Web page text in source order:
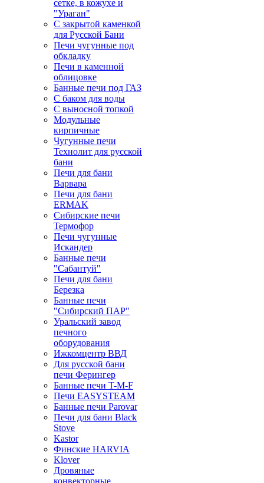
сетке, в кожухе и
"Ураган"
С закрытой каменкой
для Русской Бани
Печи чугунные под
обкладку
Печи в каменной
облицовке
Банные печи под ГАЗ
С баком для воды
С выносной топкой
Модульные
кирпичные
Чугунные печи
Технолит для русской
бани
Печи для бани
Варвара
Печи для бани
ERMAK
Сибирские печи
Термофор
Печи чугунные
Искандер
Банные печи
"Сабантуй"
Печи для бани
Березка
Банные печи
"Сибирский ПАР"
Уральский завод
печного
оборудования
Ижкомцентр ВВД
Для русской бани
печи Ферингер
Банные печи T-M-F
Печи EASYSTEAM
Банные печи Parovar
Печи для бани Black
Stove
Kastor
Финские HARVIA
Klover
Дровяные
конвекторные